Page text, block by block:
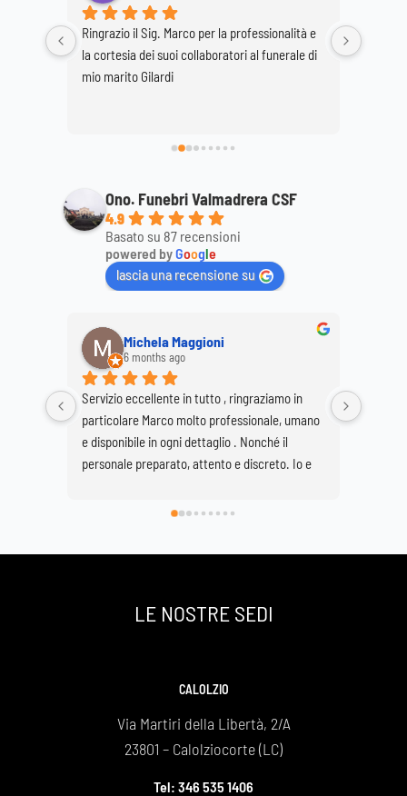
Ringrazio il Sig. Marco per la professionalità e
la cortesia dei suoi collaboratori al funerale di
mio marito Gilardi
Ono. Funebri Valmadrera CSF
4.9
Basato su 87 recensioni
powered byGoogle
lascia una recensione su
Michela Maggioni
6 months ago
Servizio eccellente in tutto , ringraziamo in
particolare Marco molto professionale, umano
e disponibile in ogni dettaglio . Nonché il
personale preparato, attento e discreto. Io e
di avervi scelto e così facendo onorato al
spenta a 89 anni ma che sarà per sempre la
Daniela e Giovanna Bonaiti
LE NOSTRE SEDI
CALOLZIO
Via Martiri della Libertà, 2/A
23801 – Calolziocorte (LC)
Tel: 346 535 1406